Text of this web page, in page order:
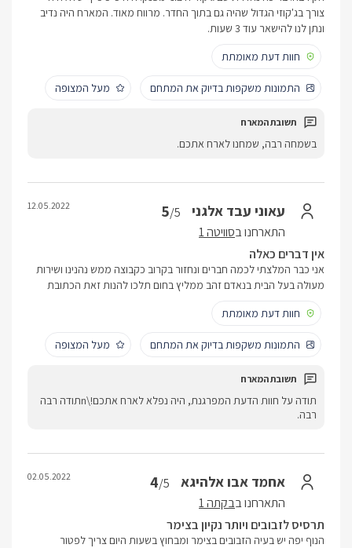
צורך בג'קוזי הגדול שהיה גם בתוך החדר. מרווח מאוד. המארח היה נדיב
ונתן לנו להישאר עוד 3 שעות.
חוות דעת מאומתת
התמונות משקפות בדיוק את המתחם מעל המצופה
בשמחה רבה, שמחנו לארח אתכם.
עאוני עבד אלגני 5/5
התארחנו בסוויטה 1
12.05.2022
אין דברים כאלה
אני כבר המלצתי לכמה חברים ונחזור בקרוב כקבוצה ממש נהנינו ושירות
מעולה בעל הבית בנאדם זהב ממליץ בחום תלכו להנות זאת הכתובת
חוות דעת מאומתת
התמונות משקפות בדיוק את המתחם מעל המצופה
תודה על חוות הדעת המפרגנת, היה נפלא לארח אתכם!\nתודה רבה
רבה.
אחמד אבו אלהיגא 4/5
התארחנו בבקתה 1
02.05.2022
תרסיס לזבובים ויותר נקיון בצימר
הנוף יפה יש בעיה הזבובים בצימר ומבחוץ בשעות היום צריך לפטור